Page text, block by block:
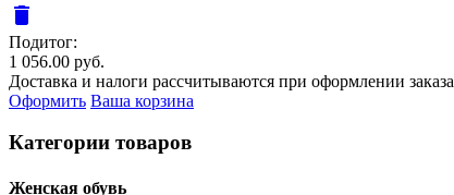
delete
Подитог:
1 056.00 руб.
Доставка и налоги рассчитываются при оформлении заказа
Оформить Ваша корзина
Категории товаров
Женcкая обувь